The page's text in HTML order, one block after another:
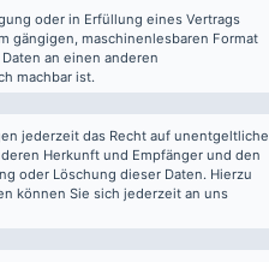
oder in Erfüllung eines Vertrags
gängigen, maschinenlesbaren Format
an einen anderen
machbar ist.
jederzeit das Recht auf unentgeltliche
Herkunft und Empfänger und den
oder Löschung dieser Daten. Hierzu
können Sie sich jederzeit an uns